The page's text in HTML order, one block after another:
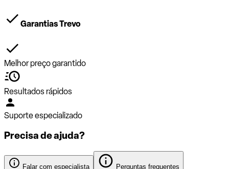
Garantias Trevo
Melhor preço garantido
Resultados rápidos
Suporte especializado
Precisa de ajuda?
Falar com especialista Perguntas frequentes